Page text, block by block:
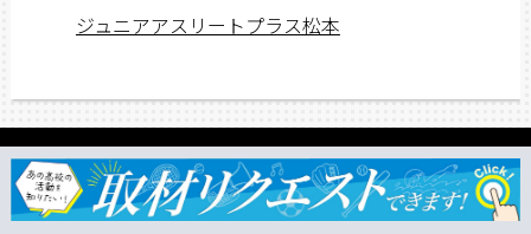
ジュニアアスリートプラス松本